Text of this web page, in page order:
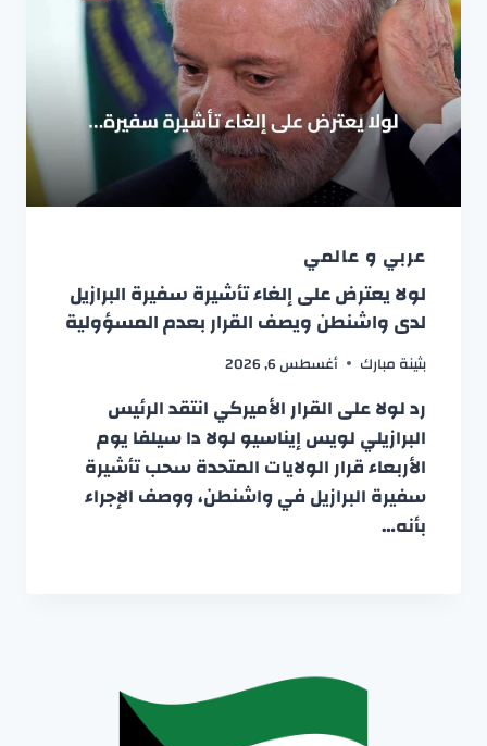
عربي و عالمي
لولا يعترض على إلغاء تأشيرة سفيرة البرازيل
لدى واشنطن ويصف القرار بعدم المسؤولية
بثينة مبارك أغسطس 6, 2026
رد لولا على القرار الأميركي انتقد الرئيس
البرازيلي لويس إيناسيو لولا دا سيلفا يوم
الأربعاء قرار الولايات المتحدة سحب تأشيرة
سفيرة البرازيل في واشنطن، ووصف الإجراء
بأنه…